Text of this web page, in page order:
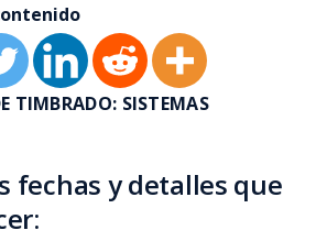
TIMBRADO: SISTEMAS
fechas y detalles que